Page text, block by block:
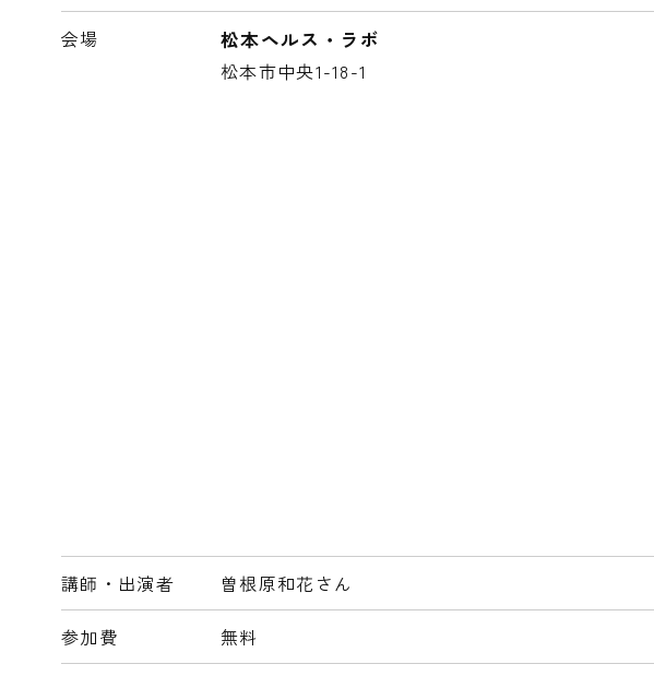
会場
松本ヘルス・ラボ
松本市中央1-18-1
講師・出演者 曽根原和花さん
参加費 無料